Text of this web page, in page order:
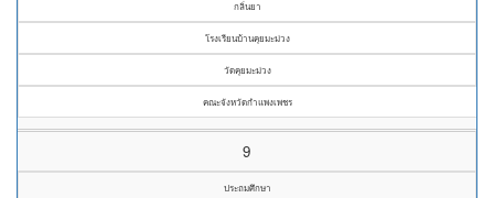
กลิ่นยา
โรงเรียนบ้านคุยมะม่วง
วัดคุยมะม่วง
คณะจังหวัดกำแพงเพชร
9
ประถมศึกษา